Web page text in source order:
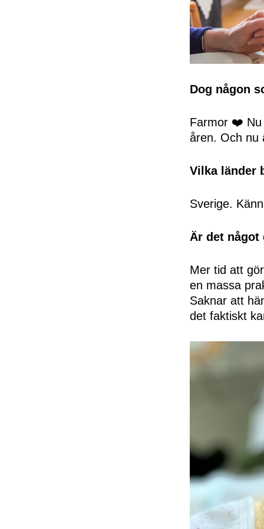
Dog någon
Farmor ❤️ Nu
åren. Och nu
Vilka länder
Sverige.
Är det något
Mer tid att
en massa
Saknar att
det faktiskt